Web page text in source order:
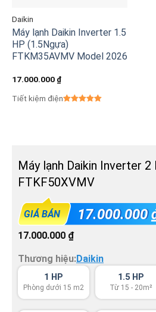
Daikin
Máy lạnh Daikin Inverter 1.5
HP (1.5Ngựa)
FTKM35AVMV Model 2026
17.000.000 ₫
Tiết kiệm điện
Máy lạnh Daikin Inverter
FTKF50XVMV
GIÁ BÁN 17.000.000
17.000.000 ₫
Thương hiệu:Daikin
1 HP
Phòng dưới 15 m2
1.5 HP
Từ 15 - 20m²